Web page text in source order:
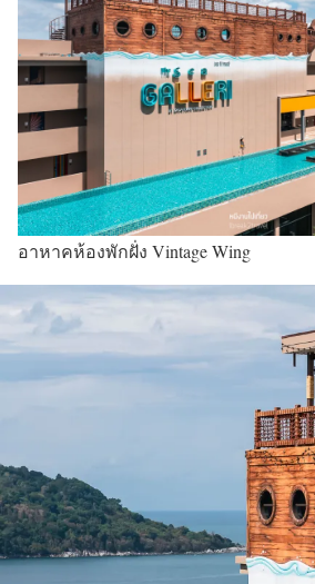
อาหาคห้องพักฝั่ง Vintage Wing